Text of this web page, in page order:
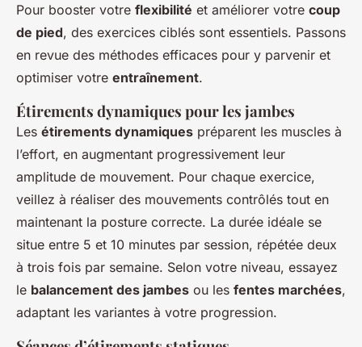
Pour booster votre flexibilité et améliorer votre coup
de pied, des exercices ciblés sont essentiels. Passons
en revue des méthodes efficaces pour y parvenir et
optimiser votre entraînement.
Étirements dynamiques pour les jambes
Les étirements dynamiques préparent les muscles à
l’effort, en augmentant progressivement leur
amplitude de mouvement. Pour chaque exercice,
veillez à réaliser des mouvements contrôlés tout en
maintenant la posture correcte. La durée idéale se
situe entre 5 et 10 minutes par session, répétée deux
à trois fois par semaine. Selon votre niveau, essayez
le balancement des jambes ou les fentes marchées,
adaptant les variantes à votre progression.